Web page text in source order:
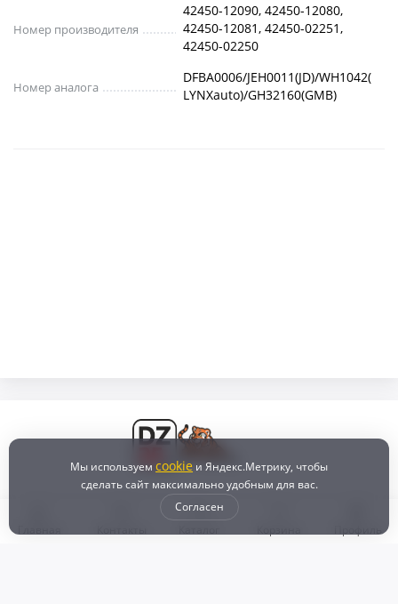
Номер производителя
42450-12090, 42450-12080,
42450-12081, 42450-02251,
42450-02250
Номер аналога
DFBA0006/JEH0011(JD)/WH1042(
LYNXauto)/GH32160(GMB)
Мы используем cookie и Яндекс.Метрику, чтобы
сделать сайт максимально удобным для вас.
Согласен
Бонусная программа Доставка и самовывоз
Оплата